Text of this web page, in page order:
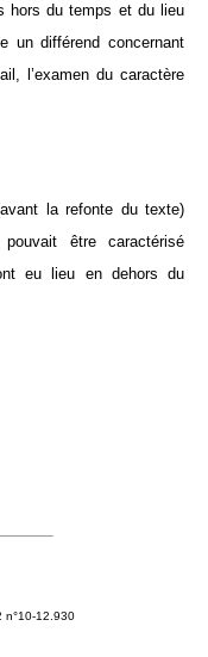
hors du temps et du lieu
un différend concernant
l’examen du caractère
la refonte du texte)
être caractérisé
eu lieu en dehors du
n°10-12.930